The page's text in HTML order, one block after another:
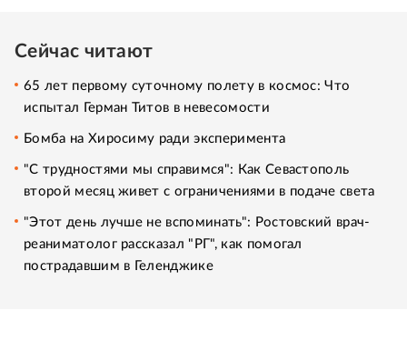
Сейчас читают
65 лет первому суточному полету в космос: Что
испытал Герман Титов в невесомости
Бомба на Хиросиму ради эксперимента
"С трудностями мы справимся": Как Севастополь
второй месяц живет с ограничениями в подаче света
"Этот день лучше не вспоминать": Ростовский врач-
реаниматолог рассказал "РГ", как помогал
пострадавшим в Геленджике